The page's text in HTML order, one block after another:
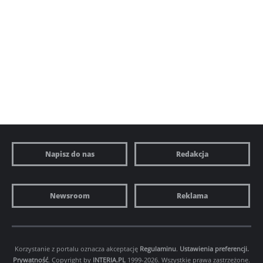
Napisz do nas Redakcja
Newsroom Reklama
Korzystanie z portalu oznacza akceptację Regulaminu. Ustawienia preferencji.
Prywatność. Copyright by INTERIA.PL 1999-2026. Wszystkie prawa zastrzeżone.